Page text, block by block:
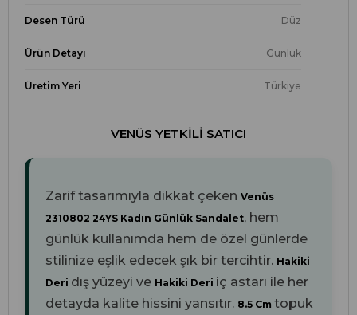
Desen Türü Düz
Ürün Detayı Günlük
Üretim Yeri Türkiye
VENÜS YETKILI SATICI
Zarif tasarımıyla dikkat çeken Venüs
2310802 24YS Kadın Günlük Sandalet, hem
günlük kullanımda hem de özel günlerde
stilinize eşlik edecek şık bir tercihtir. Hakiki
Deri dış yüzeyi ve Hakiki Deri iç astarı ile her
detayda kalite hissini yansıtır. 8.5 Cm topuk